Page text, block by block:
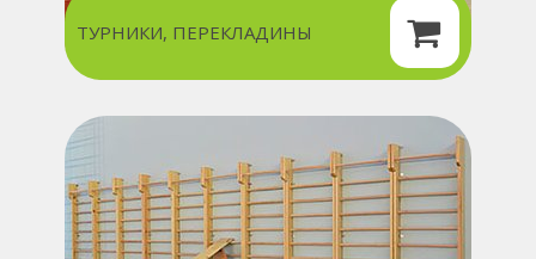
ТУРНИКИ, ПЕРЕКЛАДИНЫ